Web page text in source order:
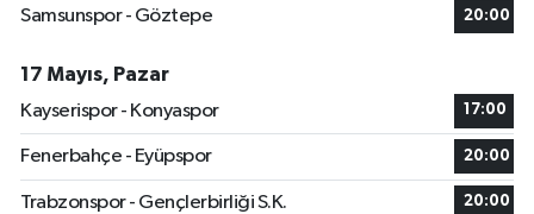
Samsunspor - Göztepe 20:00
17 Mayıs, Pazar
Kayserispor - Konyaspor
17:00
Fenerbahçe - Eyüpspor 20:00
Trabzonspor - Gençlerbirliği S.K. 20:00